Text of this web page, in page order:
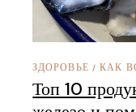
ЗДОРОВЬЕ / КАК
Топ 10